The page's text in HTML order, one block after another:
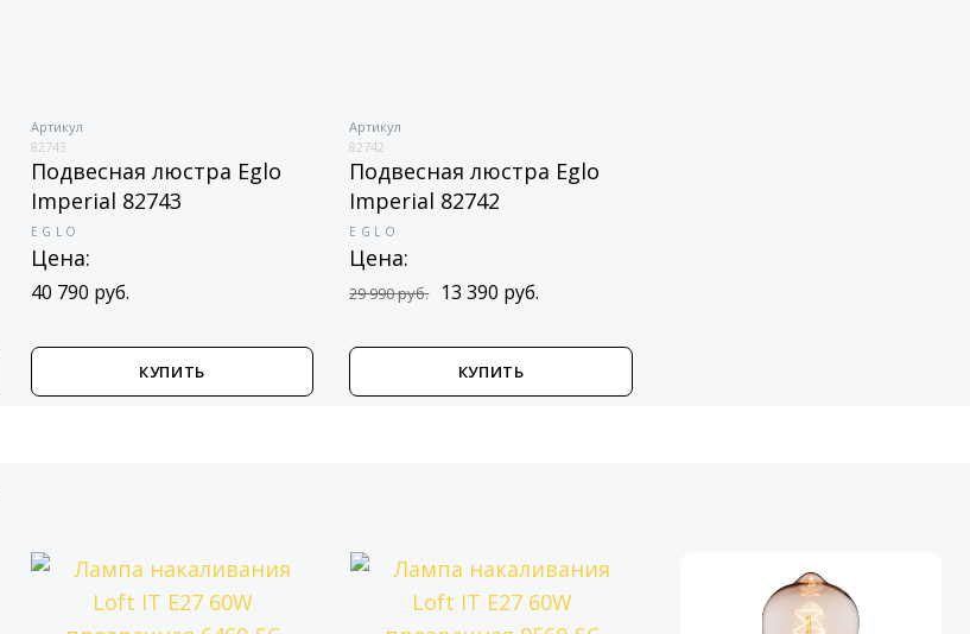
Артикул
82743
Подвесная люстра Eglo
Imperial 82743
EGLO
Цена:
40 790 руб.
КУПИТЬ
Артикул
82742
Подвесная люстра Eglo
Imperial 82742
EGLO
Цена:
29 990 руб. 13 390 руб.
КУПИТЬ